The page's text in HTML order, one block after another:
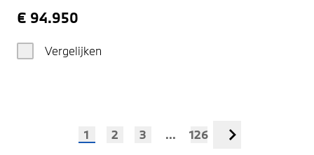
€ 94.950
Vergelijken
1 2 3 ... 126 Volgende